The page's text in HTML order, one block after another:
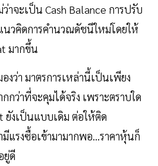
าจะเป็น Cash Balance การปรับ
วคิดการคำนวณดัชนีใหม่โดยให้
มากขึ้น
องว่า มาตรการเหล่านี้เป็นเพียง
กกว่าที่จะคุมได้จริง เพราะตราบใด
ยังเป็นแบบเดิม ต่อให้ติด
แรงซื้อเข้ามามากพอ...ราคาหุ้นก็
ยู่ดี